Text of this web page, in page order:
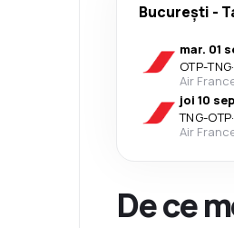
București -
mar. 01
OTP-TNG·
Air
joi 10
TNG-OTP·
Air
De ce